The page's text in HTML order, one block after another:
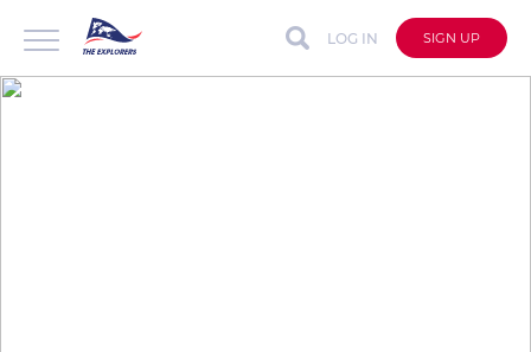
LOG IN SIGN UP